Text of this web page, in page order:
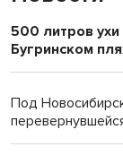
500 литров
Бугринском
Под